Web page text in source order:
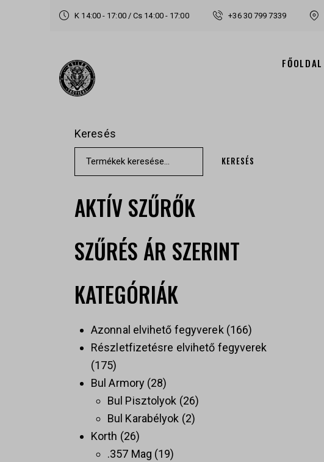
K 14:00 - 17:00 / Cs 14:00 - 17:00 +36 30 799 7339
FŐOLDAL
Keresés
KERESÉS
AKTÍV SZŰRŐK
SZŰRÉS ÁR SZERINT
KATEGÓRIÁK
Azonnal elvihető fegyverek 166
Részletfizetésre elvihető fegyverek
175
Bul Armory 28
Bul Pisztolyok 26
Bul Karabélyok 2
Korth 26
.357 Mag 19